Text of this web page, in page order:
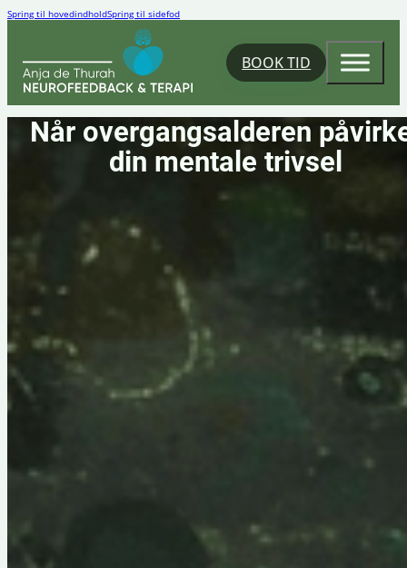
Spring til hovedindholdSpring til sidefod
BOOK TID
Når overgangsalderen
din mentale trivsel